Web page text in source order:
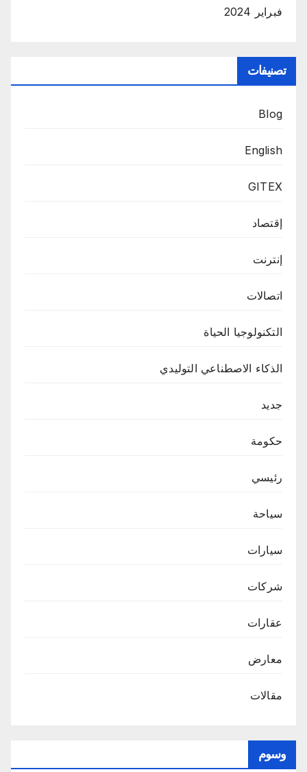
فبراير 2024
تصنيفات
Blog
English
GITEX
إقتصاد
إنترنت
اتصالات
التكنولوجيا الحياة
الذكاء الاصطناعي التوليدي
جديد
حكومة
رئيسي
سياحة
سيارات
شركات
عقارات
معارض
مقالات
وسوم